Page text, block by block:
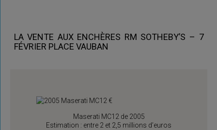
LA VENTE AUX ENCHÈRES RM SOTHEBY’S – 7
FÉVRIER PLACE VAUBAN
Maserati MC12 de 2005
Estimation : entre 2 et 2,5 millions d’euros